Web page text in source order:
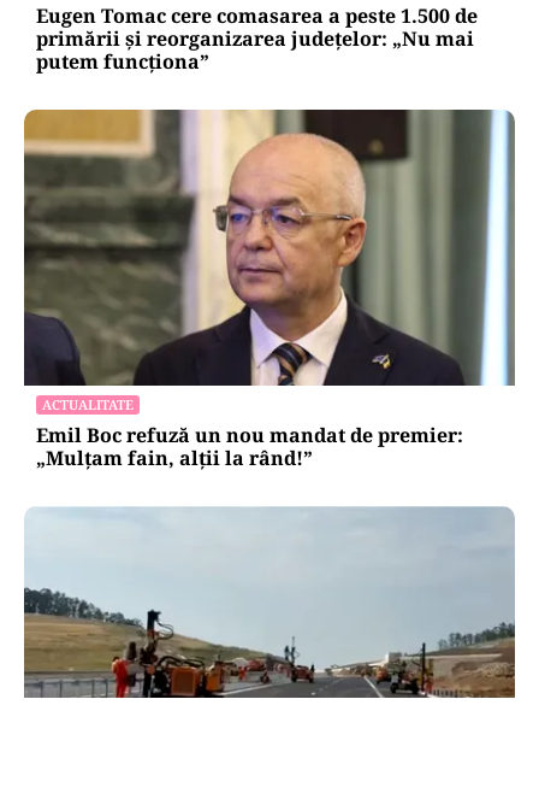
Eugen Tomac cere comasarea a peste 1.500 de
primării și reorganizarea județelor: „Nu mai
putem funcționa”
ACTUALITATE
Emil Boc refuză un nou mandat de premier:
„Mulțam fain, alții la rând!”